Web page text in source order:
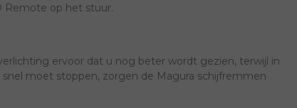
Remote op het stuur.
ervoor dat u nog beter wordt gezien, terwijl in
moet stoppen, zorgen de Magura schijfremmen